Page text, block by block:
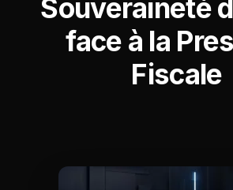
Souveraineté
face à la
Fiscale